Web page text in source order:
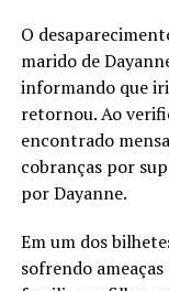
O
marido de
informando que
retornou. Ao
encontrado
cobranças por
por Dayanne.
Em um dos
sofrendo